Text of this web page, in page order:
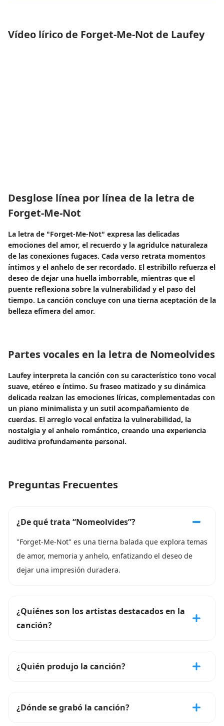
Vídeo lírico de Forget-Me-Not de Laufey
Desglose línea por línea de la letra de
Forget-Me-Not
La letra de "Forget-Me-Not" expresa las delicadas
emociones del amor, el recuerdo y la agridulce naturaleza
de las conexiones fugaces. Cada verso retrata momentos
íntimos y el anhelo de ser recordado. El estribillo refuerza el
deseo de dejar una huella imborrable, mientras que el
puente reflexiona sobre la vulnerabilidad y el paso del
tiempo. La canción concluye con una tierna aceptación de la
belleza efímera del amor.
Partes vocales en la letra de Nomeolvides
Laufey interpreta la canción con su característico tono vocal
suave, etéreo e íntimo. Su fraseo matizado y su dinámica
delicada realzan las emociones líricas, complementadas con
un piano minimalista y un sutil acompañamiento de
cuerdas. El arreglo vocal enfatiza la vulnerabilidad, la
nostalgia y el anhelo romántico, creando una experiencia
auditiva profundamente personal.
Preguntas Frecuentes
¿De qué trata “Nomeolvides”?
"Forget-Me-Not" es una tierna balada que explora temas
de amor, memoria y anhelo, enfatizando el deseo de
dejar una impresión duradera.
¿Quiénes son los artistas destacados en la
canción?
¿Quién produjo la canción?
¿Dónde se grabó la canción?